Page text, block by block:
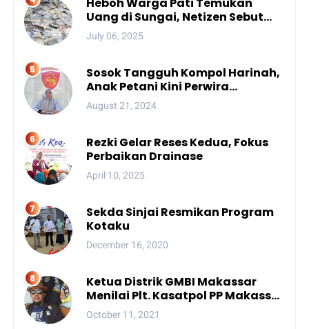
Heboh Warga Pati Temukan
Uang di Sungai, Netizen Sebut
Fenomena Aneh
July 06, 2025
Sosok Tangguh Kompol Harinah,
Anak Petani Kini Perwira
Menengah Polda Sulsel
August 21, 2024
Rezki Gelar Reses Kedua, Fokus
Perbaikan Drainase
April 10, 2025
Sekda Sinjai Resmikan Program
Kotaku
December 16, 2020
Ketua Distrik GMBI Makassar
Menilai Plt. Kasatpol PP Makassar
Melanggar Kode Etik ASN
October 11, 2021